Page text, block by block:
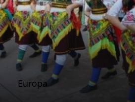
Europa